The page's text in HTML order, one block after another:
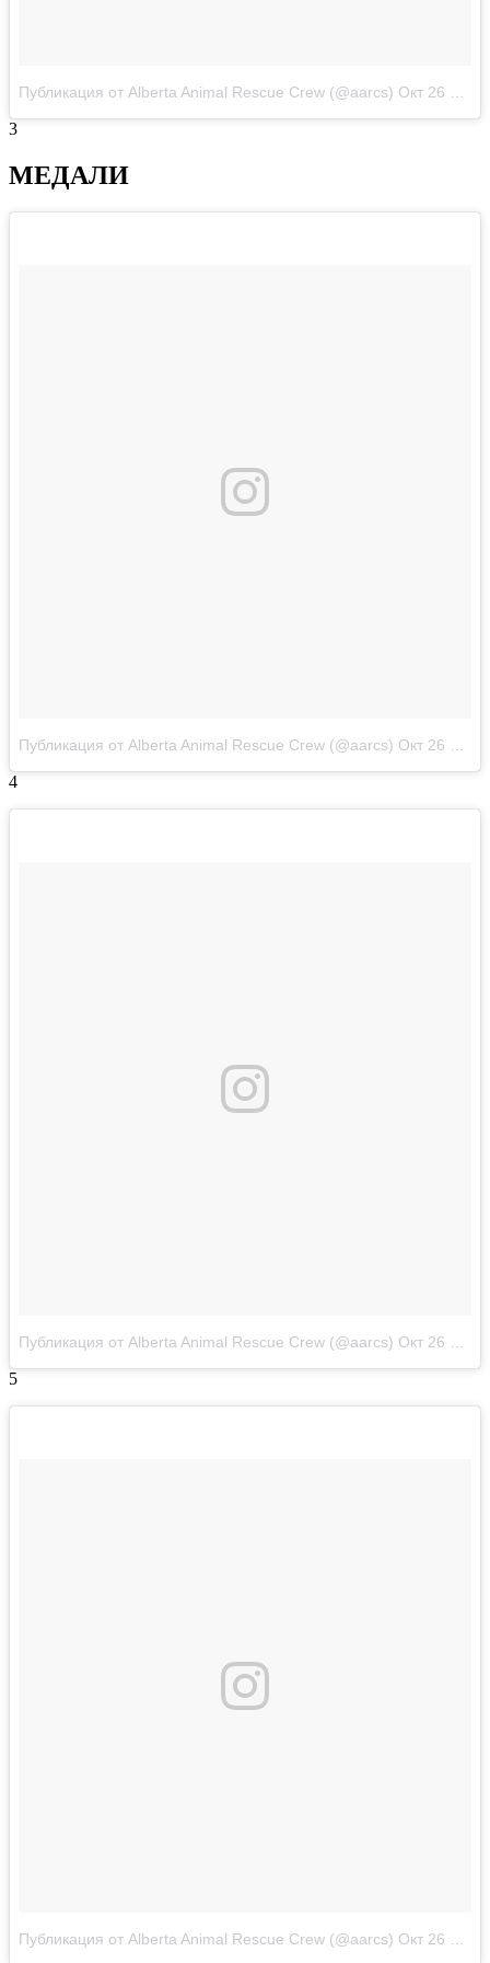
Публикация от Alberta Animal Rescue Crew (@aarcs) Окт 26 2017 в 9:42 PDT
3
МЕДАЛИ
Публикация от Alberta Animal Rescue Crew (@aarcs) Окт 26 2017 в 9:42 PDT
4
Публикация от Alberta Animal Rescue Crew (@aarcs) Окт 26 2017 в 9:42 PDT
5
Публикация от Alberta Animal Rescue Crew (@aarcs) Окт 26 2017 в 9:42 PDT